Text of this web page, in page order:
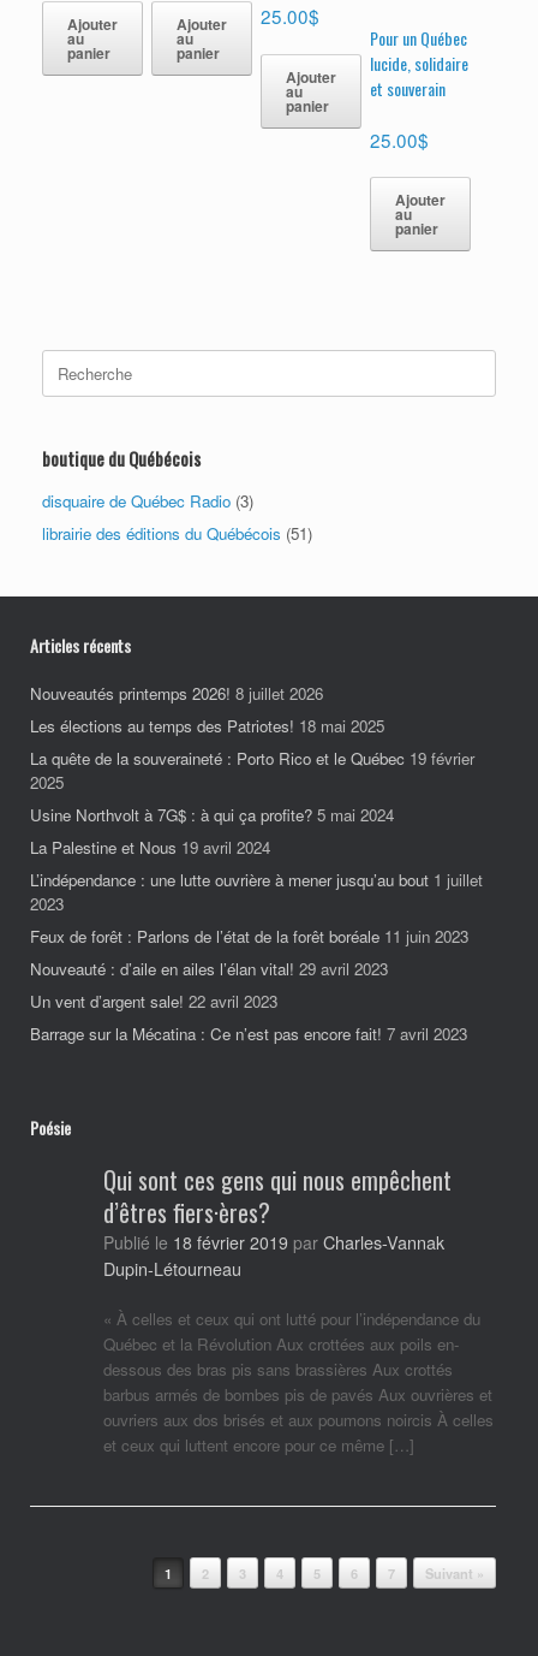
Ajouter
au
panier
Ajouter
au
panier
Note
4.50
25.00$
Ajouter
au
panier
Pour un Québec
lucide, solidaire
et souverain
25.00$
Ajouter
au
panier
for:
boutique du Québécois
disquaire de Québec Radio (3)
librairie des éditions du Québécois (51)
Articles récents
Nouveautés printemps 2026! 8 juillet 2026
Les élections au temps des Patriotes! 18 mai 2025
La quête de la souveraineté : Porto Rico et le Québec 19 février
2025
Usine Northvolt à 7G$ : à qui ça profite? 5 mai 2024
La Palestine et Nous 19 avril 2024
L’indépendance : une lutte ouvrière à mener jusqu’au bout 1 juillet
2023
Feux de forêt : Parlons de l’état de la forêt boréale 11 juin 2023
Nouveauté : d’aile en ailes l’élan vital! 29 avril 2023
Un vent d’argent sale! 22 avril 2023
Barrage sur la Mécatina : Ce n’est pas encore fait! 7 avril 2023
Poésie
Qui sont ces gens qui nous empêchent
d’êtres fiers·ères?
Publié le 18 février 2019 par Charles-Vannak
Dupin-Létourneau
« À celles et ceux qui ont lutté pour l’indépendance du
Québec et la Révolution Aux crottées aux poils en-
dessous des bras pis sans brassières Aux crottés
barbus armés de bombes pis de pavés Aux ouvrières et
ouvriers aux dos brisés et aux poumons noircis À celles
et ceux qui luttent encore pour ce même […]
1 2 3 4 5 6 7 Suivant »